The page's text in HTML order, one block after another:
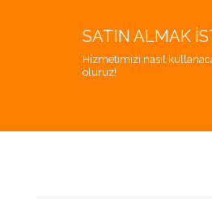
SATIN ALMAK
Hizmetimizi nasıl
oluruz!